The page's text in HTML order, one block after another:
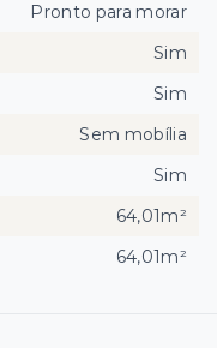
Pronto para morar
Sim
Sim
Sem mobília
Sim
64,01m²
64,01m²